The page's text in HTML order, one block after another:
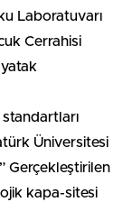
Laboratuvarı
Cerrahisi
Üniversitesi
Gerçekleştirilen
kapa-sitesi